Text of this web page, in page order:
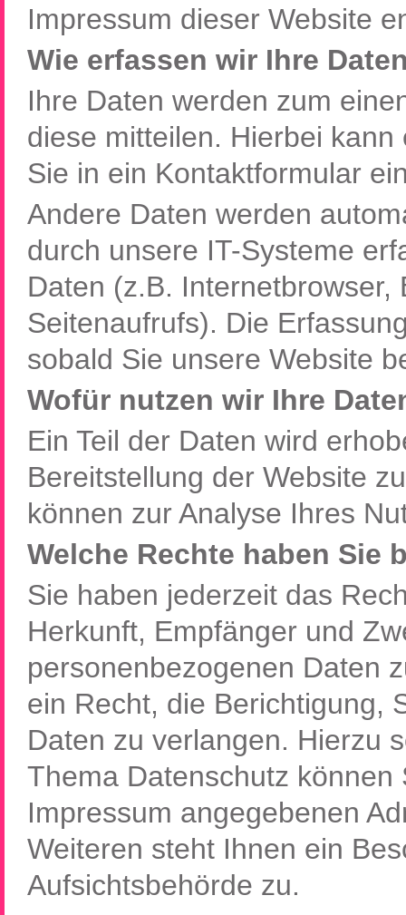
Impressum dieser Website
Wie erfassen wir Ihre
Ihre Daten werden zum
diese mitteilen. Hierbei
Sie in ein Kontaktformular
Andere Daten werden
durch unsere IT-Systeme
Daten (z.B.
Seitenaufrufs). Die
sobald Sie unsere Website
Wofür nutzen wir Ihre
Ein Teil der Daten wird
Bereitstellung der Website
können zur Analyse Ihres
Welche Rechte haben Sie
Sie haben jederzeit das
Herkunft, Empfänger und
personenbezogenen Daten
ein Recht, die Berichtigung,
Daten zu verlangen. Hierzu
Thema Datenschutz
Impressum angegebenen
Weiteren steht Ihnen ein
Aufsichtsbehörde zu.